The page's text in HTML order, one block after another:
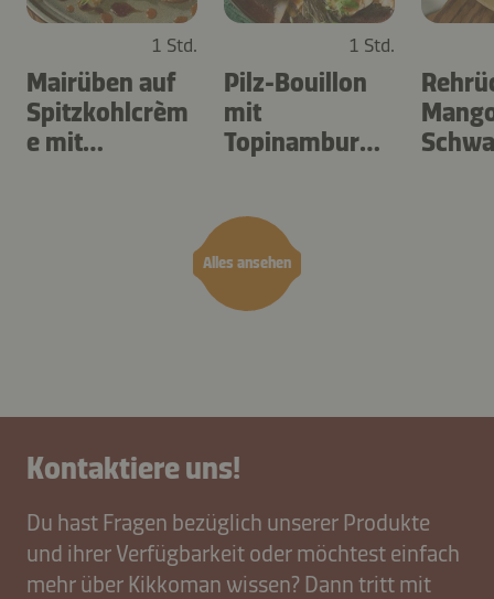
Alles ansehen
1 Std.
Mairüben auf
Spitzkohlcrèm
e mit
1 Std.
Pilz-Bouillon
mit
Topinambur
Kontaktiere uns!
Du hast Fragen bezüglich unserer Produkte
und ihrer Verfügbarkeit oder möchtest einfach
mehr über Kikkoman wissen? Dann tritt mit